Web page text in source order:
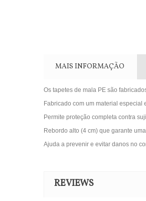
MAIS INFORMAÇÃO
Os tapetes de mala PE são
Fabricado com um material especial
Permite proteção completa contra
Rebordo alto (4 cm) que garante
Ajuda a prevenir e evitar danos no
REVIEWS